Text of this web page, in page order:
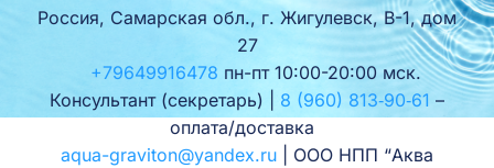
Россия, Самарская обл., г. Жигулевск, В-1, дом
27
+79649916478 пн-пт 10:00-20:00 мск.
Консультант (секретарь) | 8 (960) 813‑90‑61 –
оплата/доставка
aqua-graviton@yandex.ru | ООО НПП “Аква